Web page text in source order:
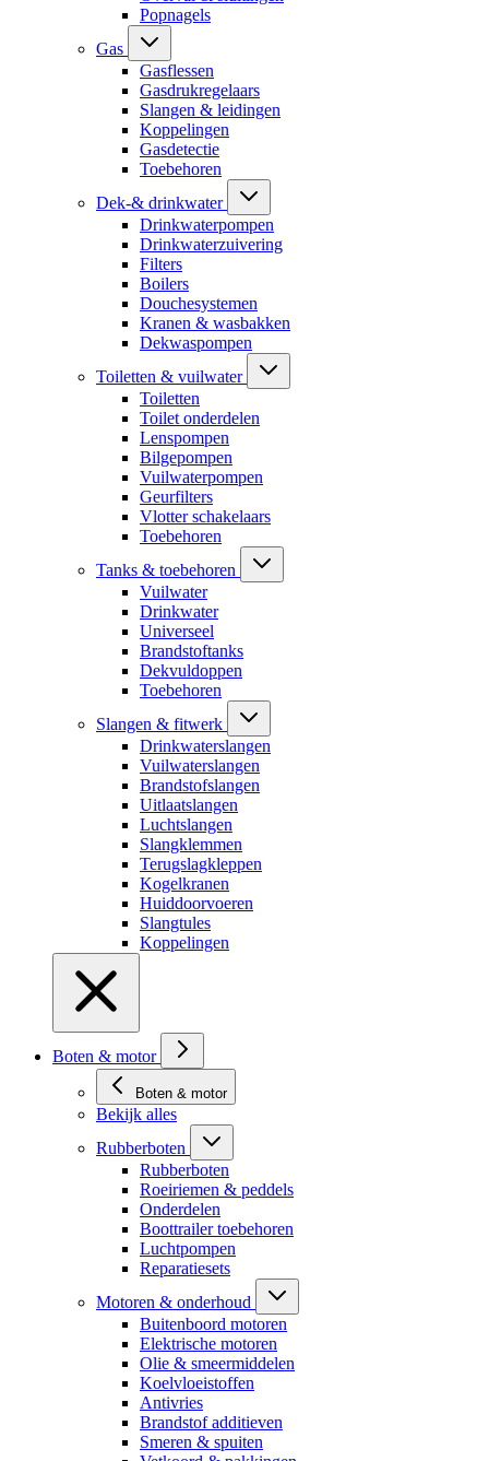
Popnagels
Gas
Gasflessen
Gasdrukregelaars
Slangen & leidingen
Koppelingen
Gasdetectie
Toebehoren
Dek-& drinkwater
Drinkwaterpompen
Drinkwaterzuivering
Filters
Boilers
Douchesystemen
Kranen & wasbakken
Dekwaspompen
Toiletten & vuilwater
Toiletten
Toilet onderdelen
Lenspompen
Bilgepompen
Vuilwaterpompen
Geurfilters
Vlotter schakelaars
Toebehoren
Tanks & toebehoren
Vuilwater
Drinkwater
Universeel
Brandstoftanks
Dekvuldoppen
Toebehoren
Slangen & fitwerk
Drinkwaterslangen
Vuilwaterslangen
Brandstofslangen
Uitlaatslangen
Luchtslangen
Slangklemmen
Terugslagkleppen
Kogelkranen
Huiddoorvoeren
Slangtules
Koppelingen
Boten & motor
Boten & motor
Bekijk alles
Rubberboten
Rubberboten
Roeiriemen & peddels
Onderdelen
Boottrailer toebehoren
Luchtpompen
Reparatiesets
Motoren & onderhoud
Buitenboord motoren
Elektrische motoren
Olie & smeermiddelen
Koelvloeistoffen
Antivries
Brandstof additieven
Smeren & spuiten